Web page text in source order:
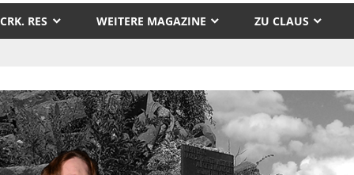
CRK. RES WEITERE MAGAZINE ZU CLAUS